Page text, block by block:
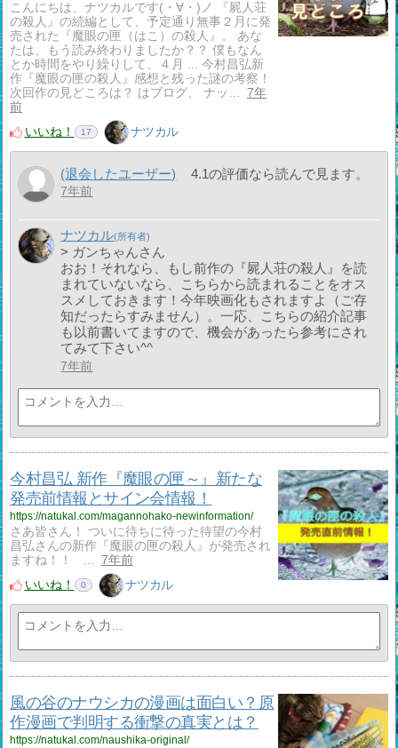
こんにちは、ナツカルです(・∀・)ノ 『屍人荘
の殺人』の続編として、予定通り無事２月に発
売された『魔眼の匣（はこ）の殺人』。 あな
たは、もう読み終わりましたか？？ 僕もなん
とか時間をやり繰りして、４月 ... 今村昌弘新
作『魔眼の匣の殺人』感想と残った謎の考察！
次回作の見どころは？ はブログ、 ナッ…
7年
前
いいね！
17 ナツカル
(退会したユーザー) 4.1の評価なら読んで見ます。
7年前
ナツカル
> ガンちゃんさん
おお！それなら、もし前作の『屍人荘の殺人』を読
まれていないなら、こちらから読まれることをオス
スメしておきます！今年映画化もされますよ（ご存
知だったらすみません）。一応、こちらの紹介記事
も以前書いてますので、機会があったら参考にされ
てみて下さい^^
7年前
今村昌弘 新作『魔眼の匣～』新たな
発売前情報とサイン会情報！
https://natukal.com/magannohako-newinformation/
さあ皆さん！ ついに待ちに待った待望の今村
昌弘さんの新作『魔眼の匣の殺人』が発売され
ますね！！ …
7年前
いいね！
0 ナツカル
風の谷のナウシカの漫画は面白い？原
作漫画で判明する衝撃の真実とは？
https://natukal.com/naushika-original/